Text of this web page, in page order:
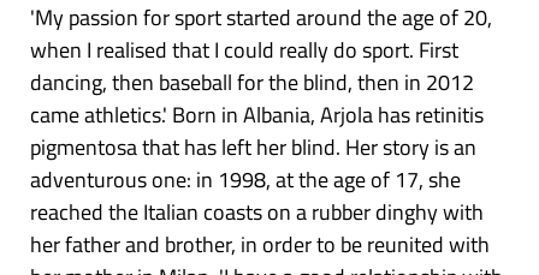
'My passion for sport started around the age of 20,
when I realised that I could really do sport. First
dancing, then baseball for the blind, then in 2012
came athletics.' Born in Albania, Arjola has retinitis
pigmentosa that has left her blind. Her story is an
adventurous one: in 1998, at the age of 17, she
reached the Italian coasts on a rubber dinghy with
her father and brother, in order to be reunited with